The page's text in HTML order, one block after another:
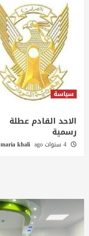
سياسة
الاحد القادم عطلة
رسمية
4 سنوات ago maria khali